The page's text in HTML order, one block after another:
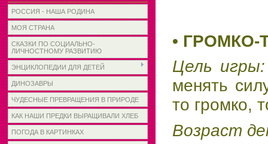
РОССИЯ - НАША РОДИНА
МОЯ СТРАНА
СКАЗКИ ПО СОЦИАЛЬНО-
ЛИЧНОСТНОМУ РАЗВИТИЮ
ЭНЦИКЛОПЕДИИ ДЛЯ ДЕТЕЙ
ДИНОЗАВРЫ
ЧУДЕСНЫЕ ПРЕВРАЩЕНИЯ В ПРИРОДЕ
КАК НАШИ ПРЕДКИ ВЫРАЩИВАЛИ ХЛЕБ
ПОГОДА В КАРТИНКАХ
• ГРОМКО-
Цель
менять
то громко,
Возраст